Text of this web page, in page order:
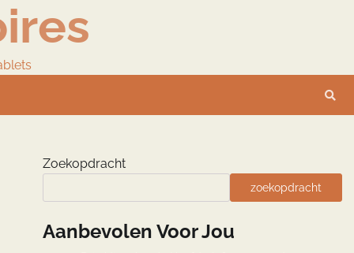
Zoekopdracht
zoekopdracht
Aanbevolen Voor Jou